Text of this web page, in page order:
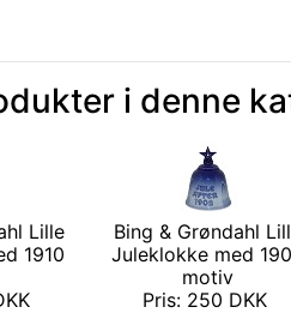
i denne
Lille
1910
Bing & Grøndahl
Juleklokke med
motiv
Pris: 250 DKK